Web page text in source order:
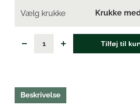
Vælg krukke
Tilføj til
Beskrivelse